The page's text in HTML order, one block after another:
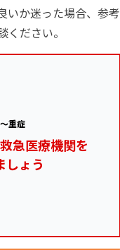
いか迷った場合、参考
ださい。
重症
急医療機関を
しょう